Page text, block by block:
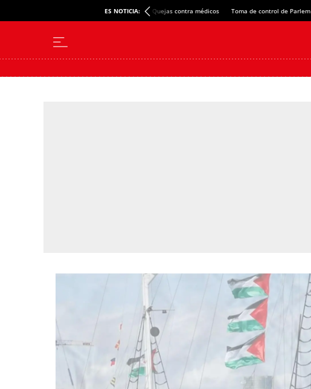
ES NOTICIA: Quejas contra médicos Toma de control de Parlem